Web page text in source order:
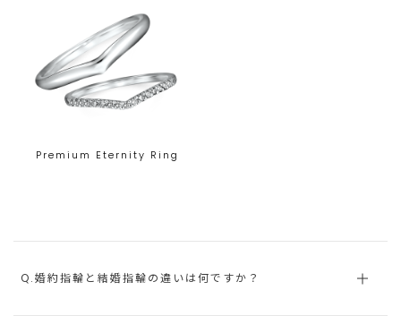
Premium Eternity Ring
Q.婚約指輪と結婚指輪の違いは何ですか？